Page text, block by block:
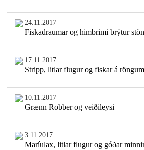
24.11.2017
Fiskadraumar og himbrimi brýtur
17.11.2017
Stripp, litlar flugur og fiskar á
10.11.2017
Grænn Robber og veiðileysi
3.11.2017
Maríulax, litlar flugur og góðar